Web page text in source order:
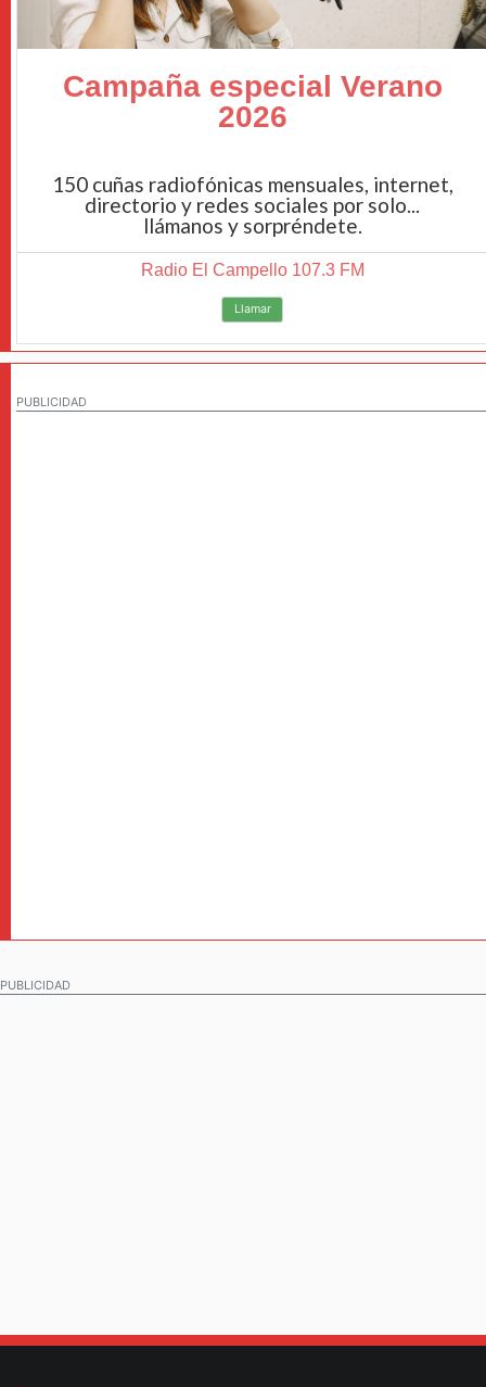
Campaña especial Verano
2026
150 cuñas radiofónicas mensuales, internet,
directorio y redes sociales por solo...
llámanos y sorpréndete.
Radio El Campello 107.3 FM
Llamar
PUBLICIDAD
PUBLICIDAD